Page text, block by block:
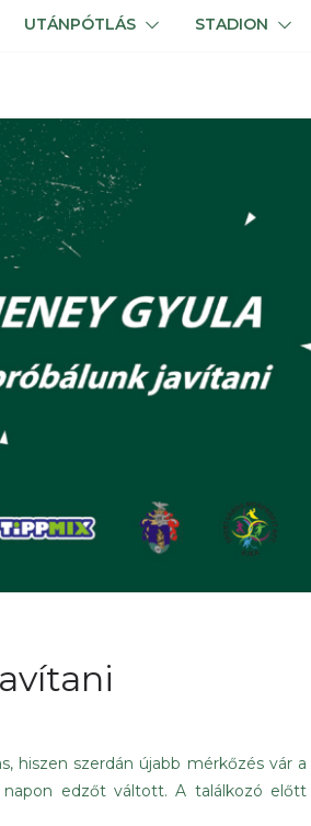
UTÁNPÓTLÁS STADION
hiszen szerdán újabb mérkőzés vár a
edzőt váltott. A találkozó előtt